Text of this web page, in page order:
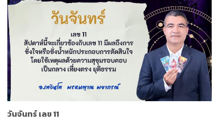
วันจันทร์ เลข 11